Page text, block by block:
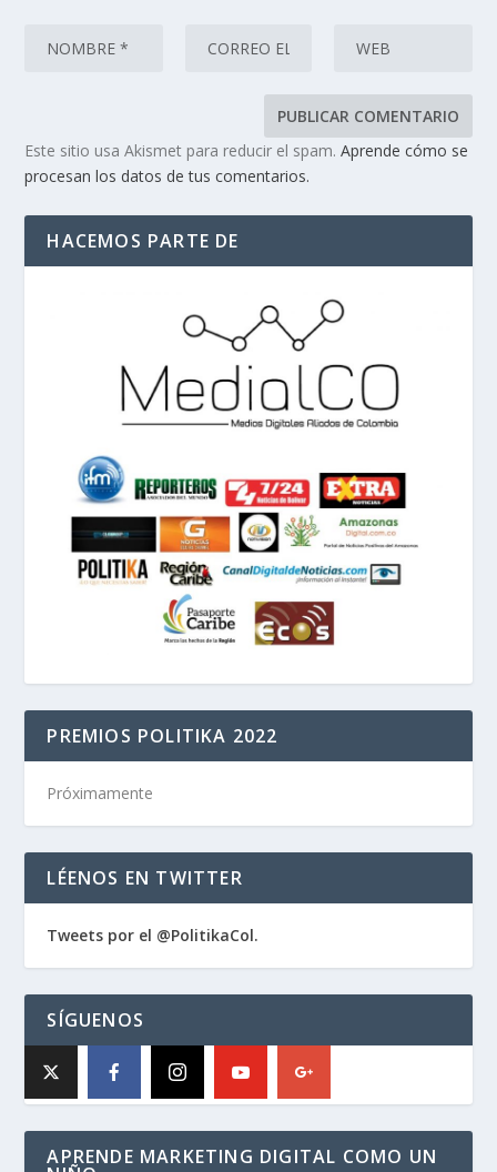
Este sitio usa Akismet para reducir el spam.Aprende cómo se
procesan los datos de tus comentarios.
HACEMOS PARTE DE
PREMIOS POLITIKA 2022
Próximamente
LÉENOS EN TWITTER
Tweets por el @PolitikaCol.
SÍGUENOS
APRENDE MARKETING DIGITAL COMO UN